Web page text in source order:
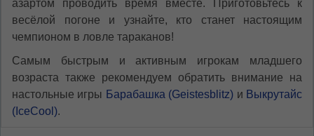
азартом проводить время вместе. Приготовьтесь к
весёлой погоне и узнайте, кто станет настоящим
чемпионом в ловле тараканов!
Самым быстрым и активным игрокам младшего
возраста также рекомендуем обратить внимание на
настольные игры Барабашка (Geistesblitz) и Выкрутайс
(IceCool).